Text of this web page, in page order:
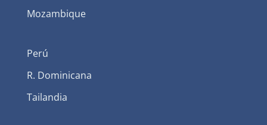
Mozambique
Perú
R. Dominicana
Tailandia